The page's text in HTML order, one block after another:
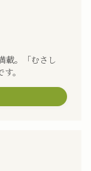
載。「むさし
。